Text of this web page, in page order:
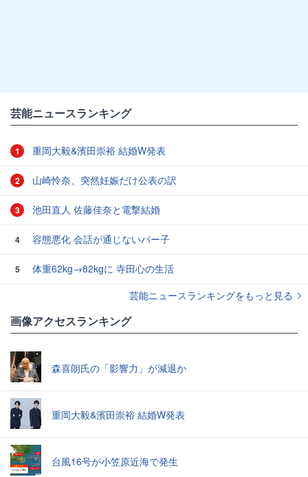
芸能ニュースランキング
1 重岡大毅&濱田崇裕 結婚W発表
2 山崎怜奈、突然妊娠だけ公表の訳
3 池田直人 佐藤佳奈と電撃結婚
4 容態悪化 会話が通じないパー子
5
体重62kg→82kgに 寺田心の生活
芸能ニュースランキングをもっと見る
画像アクセスランキング
森喜朗氏の「影響力」が減退か
重岡大毅&濱田崇裕 結婚W発表
台風16号が小笠原近海で発生